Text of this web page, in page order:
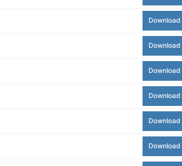
Download
Download
Download
Download
Download
Download